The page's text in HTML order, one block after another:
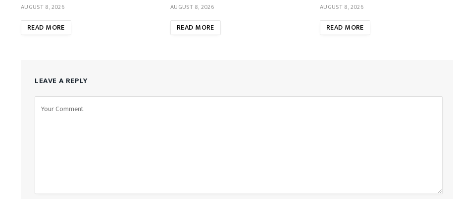
AUGUST 8, 2026
READ MORE
AUGUST 8, 2026
READ MORE
AUGUST 8, 2026
READ MORE
LEAVE A REPLY